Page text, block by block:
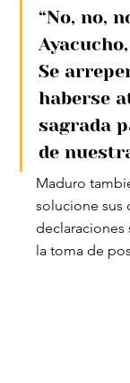
“No, no,
Se
haberse
sagrada
de
Maduro
solucione sus
declaraciones
la toma de